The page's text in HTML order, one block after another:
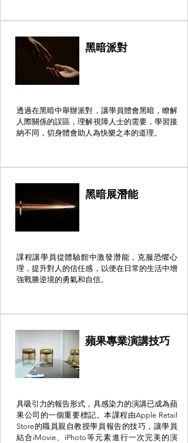
黑暗派對
透過在黑暗中舉辦派對，讓學員體會黑暗，瞭解
人際關係的誤區，理解視障人士的需要，學習接
納不同，切身體會助人為快樂之本的道理。
黑暗展潛能
課程讓學員從體驗館中激發潛能，克服恐懼心
理，提升對人的信任感，以便在日常的生活中增
強戰勝逆境的勇氣和自信。
蘋果專業演講技巧
具吸引力的報告形式，具感染力的演講已成為蘋
果公司的一個重要標記。本課程由Apple Retail
Store的職員親自教授學員報告的技巧，讓學員
結合iMovie、iPhoto等元素進行一次完美的演